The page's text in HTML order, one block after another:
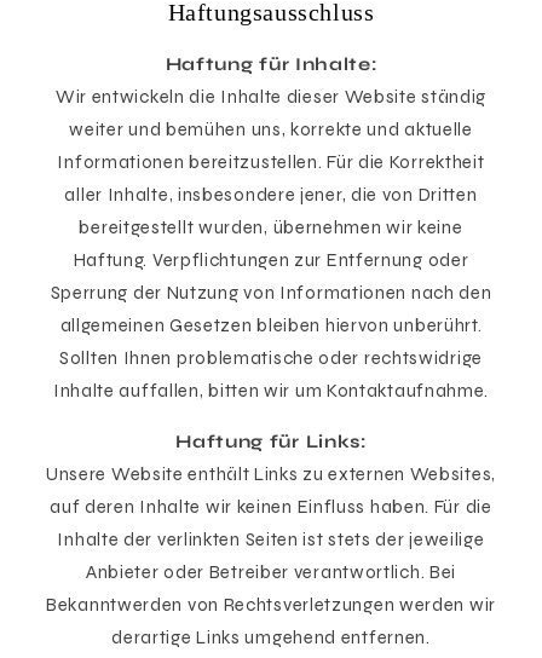
Haftungsausschluss
Haftung für Inhalte:
Wir entwickeln die Inhalte dieser Website ständig
weiter und bemühen uns, korrekte und aktuelle
Informationen bereitzustellen. Für die Korrektheit
aller Inhalte, insbesondere jener, die von Dritten
bereitgestellt wurden, übernehmen wir keine
Haftung. Verpflichtungen zur Entfernung oder
Sperrung der Nutzung von Informationen nach den
allgemeinen Gesetzen bleiben hiervon unberührt.
Sollten Ihnen problematische oder rechtswidrige
Inhalte auffallen, bitten wir um Kontaktaufnahme.
Haftung für Links:
Unsere Website enthält Links zu externen Websites,
auf deren Inhalte wir keinen Einfluss haben. Für die
Inhalte der verlinkten Seiten ist stets der jeweilige
Anbieter oder Betreiber verantwortlich. Bei
Bekanntwerden von Rechtsverletzungen werden wir
derartige Links umgehend entfernen.